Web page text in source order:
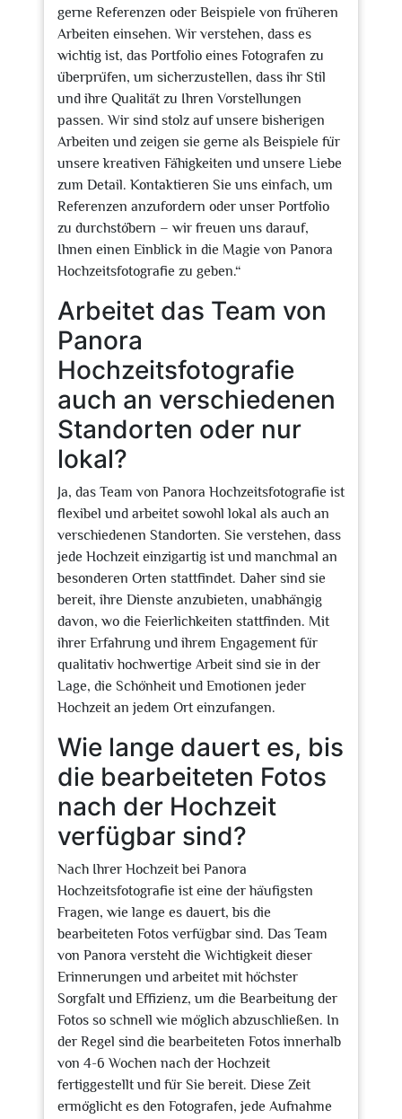
gerne Referenzen oder Beispiele von früheren
Arbeiten einsehen. Wir verstehen, dass es
wichtig ist, das Portfolio eines Fotografen zu
überprüfen, um sicherzustellen, dass ihr Stil
und ihre Qualität zu Ihren Vorstellungen
passen. Wir sind stolz auf unsere bisherigen
Arbeiten und zeigen sie gerne als Beispiele für
unsere kreativen Fähigkeiten und unsere Liebe
zum Detail. Kontaktieren Sie uns einfach, um
Referenzen anzufordern oder unser Portfolio
zu durchstöbern – wir freuen uns darauf,
Ihnen einen Einblick in die Magie von Panora
Hochzeitsfotografie zu geben.“
Arbeitet das Team von
Panora
Hochzeitsfotografie
auch an verschiedenen
Standorten oder nur
lokal?
Ja, das Team von Panora Hochzeitsfotografie ist
flexibel und arbeitet sowohl lokal als auch an
verschiedenen Standorten. Sie verstehen, dass
jede Hochzeit einzigartig ist und manchmal an
besonderen Orten stattfindet. Daher sind sie
bereit, ihre Dienste anzubieten, unabhängig
davon, wo die Feierlichkeiten stattfinden. Mit
ihrer Erfahrung und ihrem Engagement für
qualitativ hochwertige Arbeit sind sie in der
Lage, die Schönheit und Emotionen jeder
Hochzeit an jedem Ort einzufangen.
Wie lange dauert es, bis
die bearbeiteten Fotos
nach der Hochzeit
verfügbar sind?
Nach Ihrer Hochzeit bei Panora
Hochzeitsfotografie ist eine der häufigsten
Fragen, wie lange es dauert, bis die
bearbeiteten Fotos verfügbar sind. Das Team
von Panora versteht die Wichtigkeit dieser
Erinnerungen und arbeitet mit höchster
Sorgfalt und Effizienz, um die Bearbeitung der
Fotos so schnell wie möglich abzuschließen. In
der Regel sind die bearbeiteten Fotos innerhalb
von 4-6 Wochen nach der Hochzeit
fertiggestellt und für Sie bereit. Diese Zeit
ermöglicht es den Fotografen, jede Aufnahme